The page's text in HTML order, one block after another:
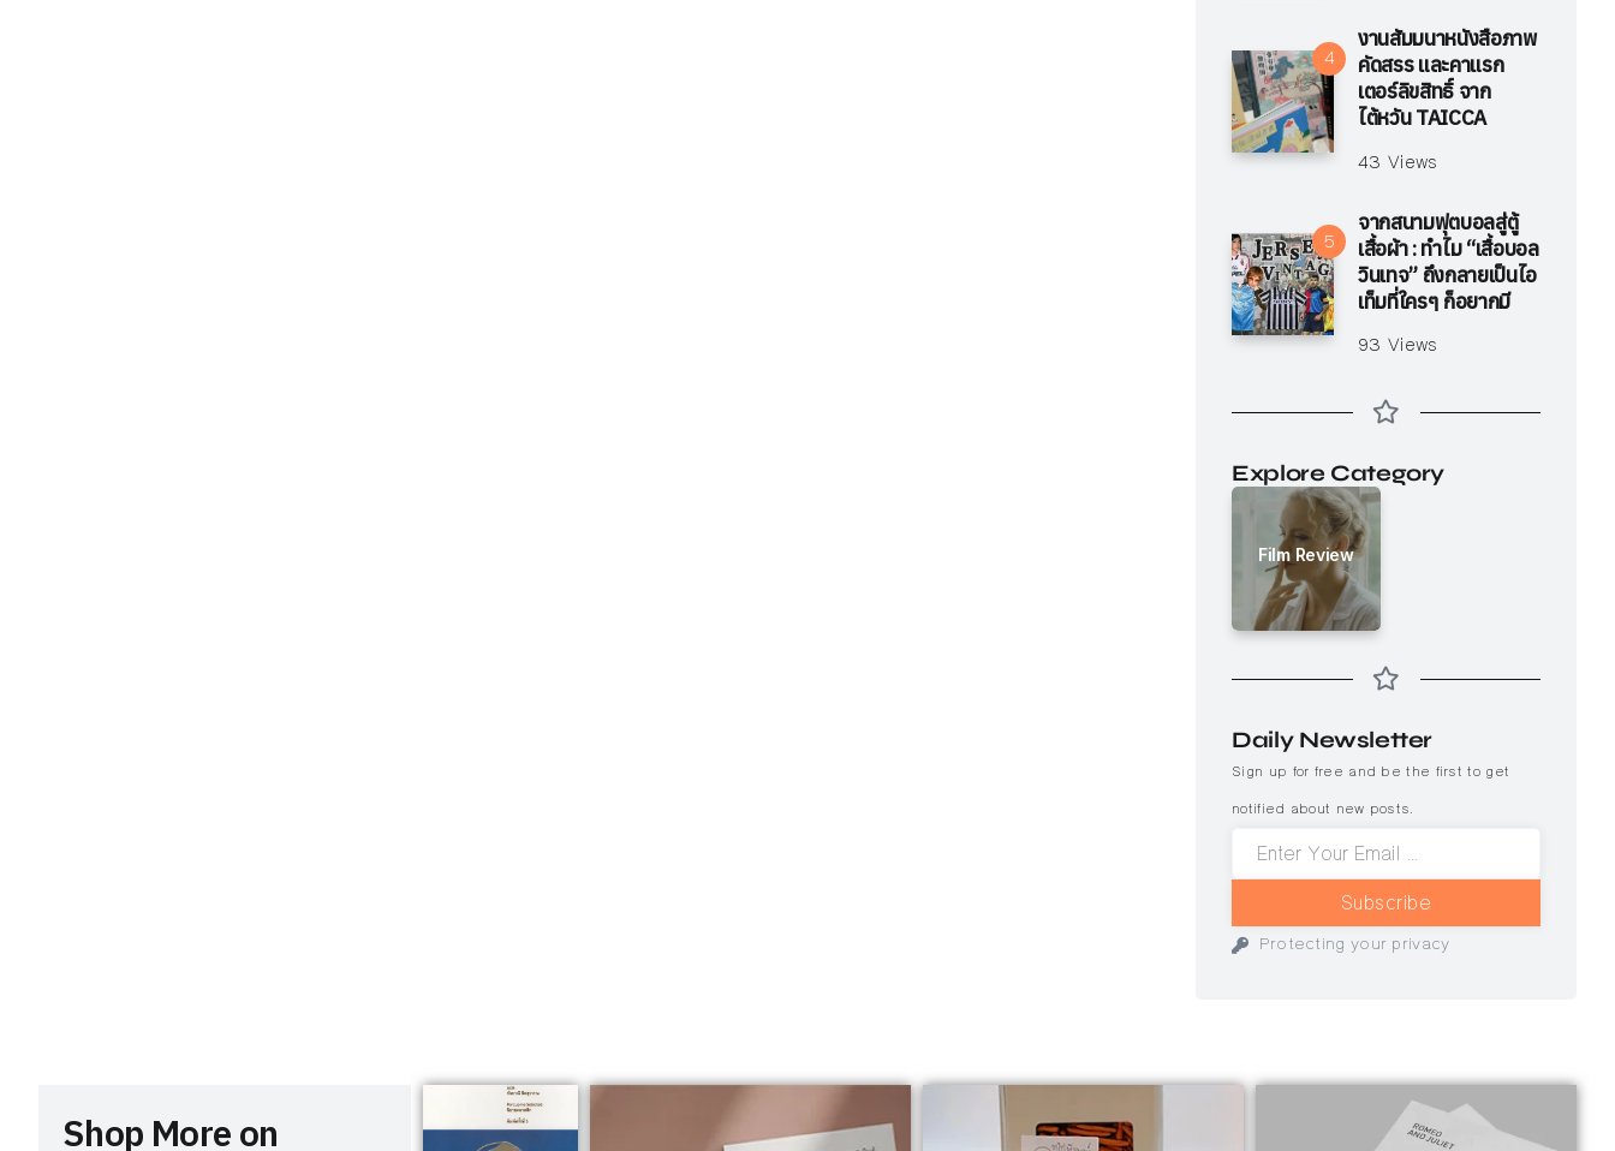
งานสัมมนาหนังสือภาพ
คัดสรร และคาแรก
เตอร์ลิขสิทธิ์ จาก
ไต้หวัน TAICCA
43 Views
จากสนามฟุตบอลสู่ตู้
เสื้อผ้า : ทำไม “เสื้อบอล
วินเทจ” ถึงกลายเป็นไอ
เท็มที่ใครๆ ก็อยากมี
93 Views
Explore Category
Film Review
Daily Newsletter
Sign up for free and be the first to get
notified about new posts.
Subscribe
Protecting your privacy
Shop More on